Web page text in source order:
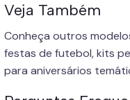
Veja Também
Conheça outros
festas de futebol, kits
para aniversários